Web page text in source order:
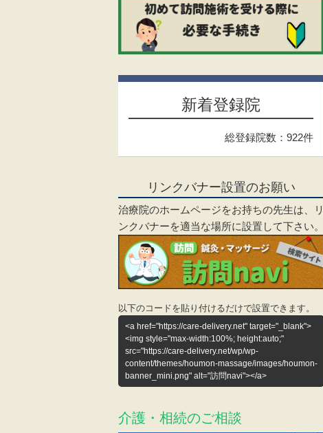
新着登録院
総登録院数：922件
リンクバナー設置のお願い
治療院のホームページをお持ちの先生は、リ
ンクバナーを適当な場所に設置して下さい。
以下のコードを貼り付けるだけで設置できます。
<a href="https://care-delivery.net" target="_blank">
<img style="max-width:100%; height:auto;"
src="https://care-delivery.net/wp/wp-
content/themes/houmon-massage/images/houmon-
banner_mini.png" alt="訪問navi"></a>
介護・相続のご相談